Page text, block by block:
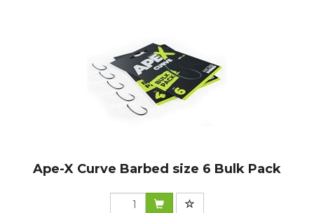
Ape-X Curve Barbed size 6 Bulk Pack